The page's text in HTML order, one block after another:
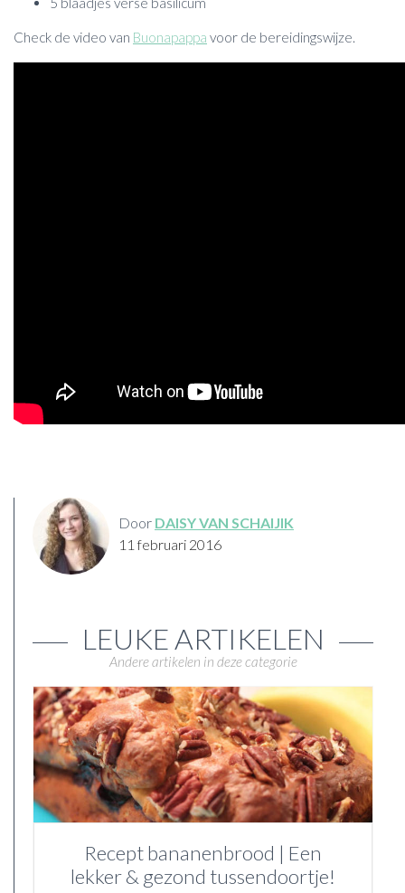
Check de video van Buonapappa voor de bereidingswijze.
Door DAISY VAN SCHAIJIK
11 februari 2016
LEUKE ARTIKELEN
Andere artikelen in deze categorie
Recept bananenbrood | Een
lekker & gezond tussendoortje!